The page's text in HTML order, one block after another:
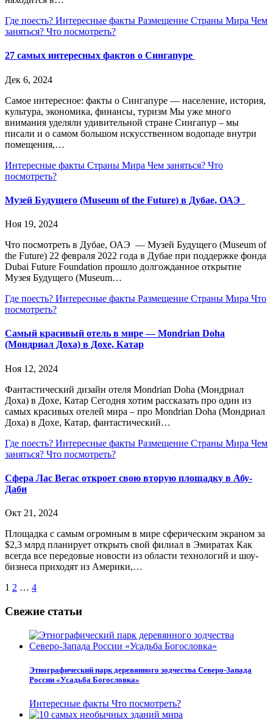
Где поесть? Интересные факты Размещение Страны Мира Чем
заняться? Что посмотреть?
27 самых интересных фактов о Сингапуре
Дек 6, 2024
Самое интересное: факты о Сингапуре — население, история,
культура, экономика, финансы, туризм Мы уже много
внимания уделяли удивительной стране Сингапур – мы
писали и о самом большом искусственном водопаде внутри
помещения,…
Интересные факты Страны Мира Чем заняться? Что
посмотреть?
Музей Будущего (Museum of the Future) в Дубае, ОАЭ
Ноя 19, 2024
Что посмотреть в Дубае, ОАЭ — Музей Будущего (Museum of
the Future) 22 февраля 2022 года в Дубае при поддержке фонда
Dubai Future Foundation прошло долгожданное открытие
Музея Будущего (Museum…
Где поесть? Интересные факты Размещение Страны Мира Что
посмотреть?
Самый красивый отель в мире — Mondrian Doha
(Мондриал Доха) в Дохе, Катар
Ноя 12, 2024
Фантастический дизайн отеля Mondrian Doha (Мондриал
Доха) в Дохе, Катар Сегодня хотим рассказать про один из
самых красивых отелей мира – про Mondrian Doha (Мондриал
Доха) в Дохе, Катар, фантастический…
Где поесть? Интересные факты Размещение Страны Мира Чем
заняться? Что посмотреть?
Сфера Лас Вегас откроет свою вторую площадку в Абу-
Даби
Окт 21, 2024
Площадка с самым огромным в мире сферическим экраном за
$2,3 млрд планирует открыть свой филиал в Эмиратах Как
всегда все передовые новости из области технологий и шоу-
бизнеса приходят из Америки,…
Пагинация
записей
1 2 … 4
Свежие статьи
Этнографический парк деревянного зодчества Северо-Запада
России «Усадьба Богословка»
Интересные факты Что посмотреть?